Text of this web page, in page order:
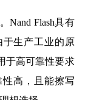
Nand Flash具有
生产工业的原
于高可靠性要求
性高，且能擦写